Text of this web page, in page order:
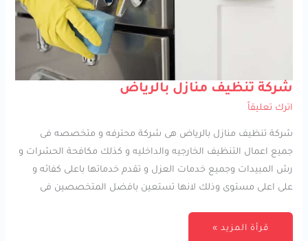
شركة تنظيف منازل بالرياض
اترك تعليقاً
شركة تنظيف منازل بالرياض هى شركة محترفه و متخصصه فى
جميع اعمال التنظيف الخارجيه والداخليه و كذلك مكافحة الحشرات و
رش المبيدات وجميع خدمات العزل و تقدم خدماتها باعلى كفائه و
على اعلى مستوى وذلك لانها تستعين بافضل المتخصصين فى
شركة
تنظيف
منازل
بالرياض
قرأة المزيد »